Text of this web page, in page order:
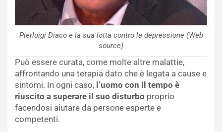
Pierluigi Diaco e la sua lotta contro la depressione (Web
source)
Può essere curata, come molte altre malattie,
affrontando una terapia dato che è legata a cause e
sintomi. In ogni caso, l’uomo con il tempo è
riuscito a superare il suo disturbo proprio
facendosi aiutare da persone esperte e
competenti.